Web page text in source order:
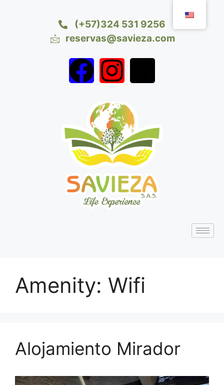
(+57)324 531 9256
reservas@savieza.com
Amenity: Wifi
Alojamiento Mirador